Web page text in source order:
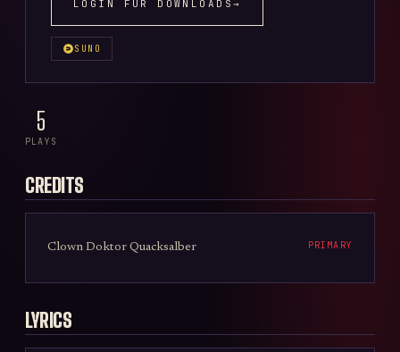
LOGIN FÜR DOWNLOADS →
SUNO
5
PLAYS
CREDITS
Clown Doktor Quacksalber PRIMARY
LYRICS